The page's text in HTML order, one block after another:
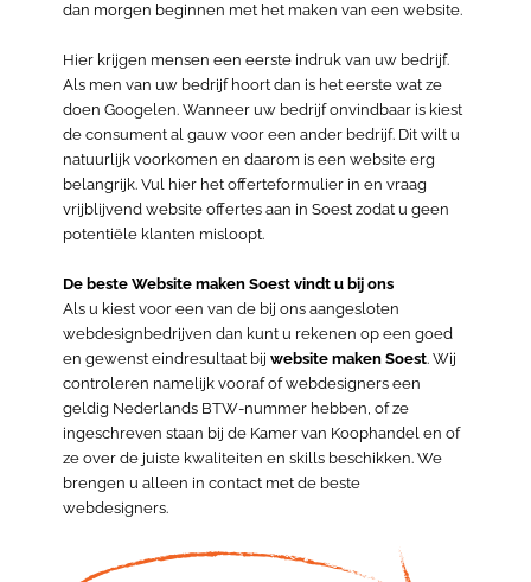
dan morgen beginnen met het maken van een website.
Hier krijgen mensen een eerste indruk van uw bedrijf.
Als men van uw bedrijf hoort dan is het eerste wat ze
doen Googelen. Wanneer uw bedrijf onvindbaar is kiest
de consument al gauw voor een ander bedrijf. Dit wilt u
natuurlijk voorkomen en daarom is een website erg
belangrijk. Vul hier het offerteformulier in en vraag
vrijblijvend website offertes aan in Soest zodat u geen
potentiële klanten misloopt.
De beste Website maken Soest vindt u bij ons
Als u kiest voor een van de bij ons aangesloten
webdesignbedrijven dan kunt u rekenen op een goed
en gewenst eindresultaat bij website maken Soest. Wij
controleren namelijk vooraf of webdesigners een
geldig Nederlands BTW-nummer hebben, of ze
ingeschreven staan bij de Kamer van Koophandel en of
ze over de juiste kwaliteiten en skills beschikken. We
brengen u alleen in contact met de beste
webdesigners.